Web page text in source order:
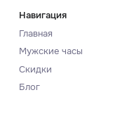
Навигация
Главная
Мужские часы
Скидки
Блог